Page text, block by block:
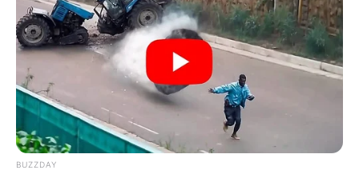
ASESINATO
Pedirán extradición de
presuntos implicados en
muerte de Yulixa Toloza:
ley venezolana sería un
obstáculo
BUZZDAY